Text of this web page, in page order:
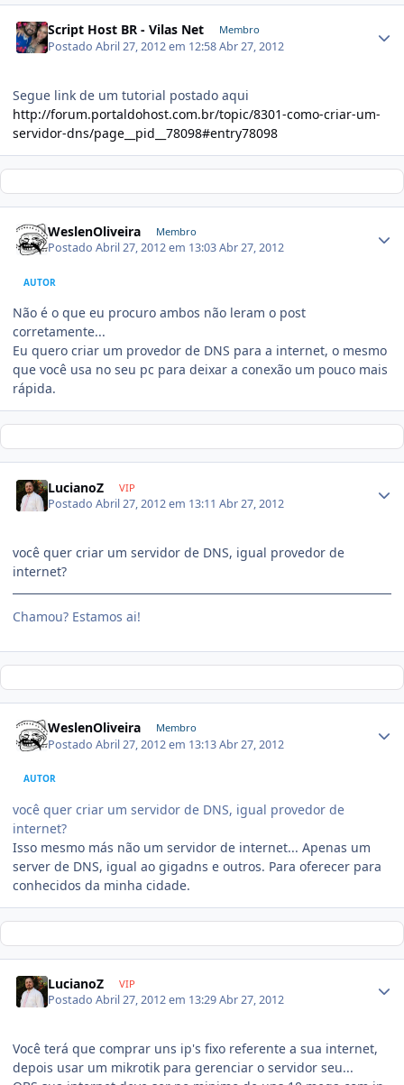
Script Host BR - Vilas Net Membro
PostadoAbril 27, 2012 em 12:58Abr 27, 2012
Segue link de um tutorial postado aqui
http://forum.portaldohost.com.br/topic/8301-como-criar-um-
servidor-dns/page__pid__78098#entry78098
WeslenOliveira Membro
PostadoAbril 27, 2012 em 13:03Abr 27, 2012
AUTOR
Não é o que eu procuro ambos não leram o post
corretamente...
Eu quero criar um provedor de DNS para a internet, o mesmo
que você usa no seu pc para deixar a conexão um pouco mais
rápida.
LucianoZ VIP
PostadoAbril 27, 2012 em 13:11Abr 27, 2012
você quer criar um servidor de DNS, igual provedor de
internet?
Chamou? Estamos ai!
WeslenOliveira Membro
PostadoAbril 27, 2012 em 13:13Abr 27, 2012
AUTOR
você quer criar um servidor de DNS, igual provedor de
internet?
Isso mesmo más não um servidor de internet... Apenas um
server de DNS, igual ao gigadns e outros. Para oferecer para
conhecidos da minha cidade.
LucianoZ VIP
PostadoAbril 27, 2012 em 13:29Abr 27, 2012
Você terá que comprar uns ip's fixo referente a sua internet,
depois usar um mikrotik para gerenciar o servidor seu...